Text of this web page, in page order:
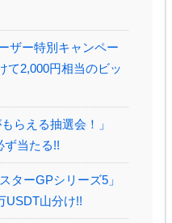
ザー特別キャンペー
て2,000円相当のビッ
らえる抽選会！」
ず当たる!!
ターGPシリーズ5」
USDT山分け!!